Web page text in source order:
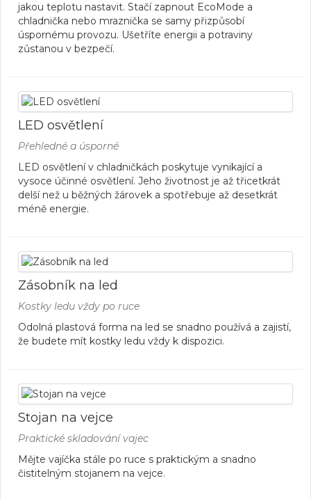
jakou teplotu nastavit. Stačí zapnout EcoMode a
chladnička nebo mraznička se samy přizpůsobí
úspornému provozu. Ušetříte energii a potraviny
zůstanou v bezpečí.
LED osvětlení
Přehledné a úsporné
LED osvětlení v chladničkách poskytuje vynikající a
vysoce účinné osvětlení. Jeho životnost je až třicetkrát
delší než u běžných žárovek a spotřebuje až desetkrát
méně energie.
Zásobník na led
Kostky ledu vždy po ruce
Odolná plastová forma na led se snadno používá a zajistí,
že budete mít kostky ledu vždy k dispozici.
Stojan na vejce
Praktické skladování vajec
Mějte vajíčka stále po ruce s praktickým a snadno
čistitelným stojanem na vejce.